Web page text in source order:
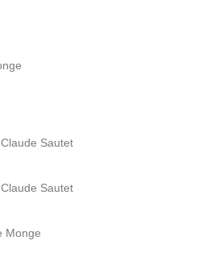
Sautet
Sautet
Monge